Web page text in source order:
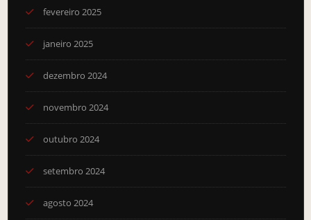
fevereiro 2025
janeiro 2025
dezembro 2024
novembro 2024
outubro 2024
setembro 2024
agosto 2024